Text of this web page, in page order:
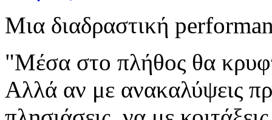
Μια διαδραστική
"Μέσα στο πλήθος θα
Αλλά αν με ανακαλύψεις